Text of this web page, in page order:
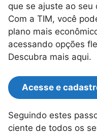
que se ajuste ao seu
Com a TIM, você
plano mais
acessando opções
Descubra mais aqui.
Acesse e
Seguindo estes
ciente de todos os